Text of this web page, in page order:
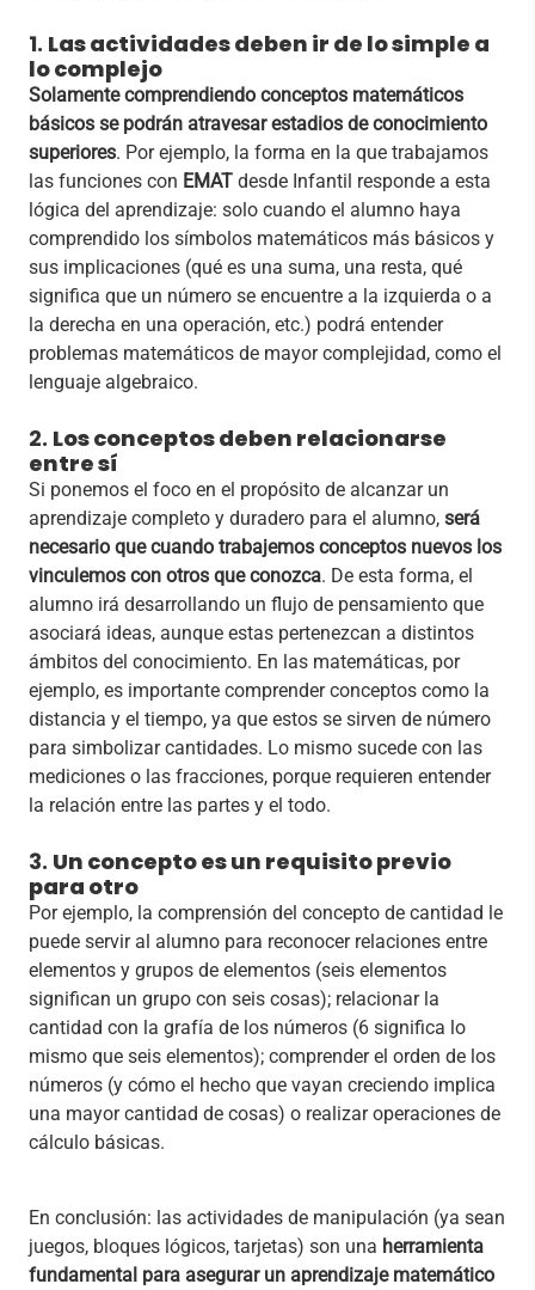
1. Las actividades deben ir de lo simple a
lo complejo
Solamente comprendiendo conceptos matemáticos
básicos se podrán atravesar estadios de conocimiento
superiores. Por ejemplo, la forma en la que trabajamos
las funciones con EMAT desde Infantil responde a esta
lógica del aprendizaje: solo cuando el alumno haya
comprendido los símbolos matemáticos más básicos y
sus implicaciones (qué es una suma, una resta, qué
significa que un número se encuentre a la izquierda o a
la derecha en una operación, etc.) podrá entender
problemas matemáticos de mayor complejidad, como el
lenguaje algebraico.
2. Los conceptos deben relacionarse
entre sí
Si ponemos el foco en el propósito de alcanzar un
aprendizaje completo y duradero para el alumno, será
necesario que cuando trabajemos conceptos nuevos los
vinculemos con otros que conozca. De esta forma, el
alumno irá desarrollando un flujo de pensamiento que
asociará ideas, aunque estas pertenezcan a distintos
ámbitos del conocimiento. En las matemáticas, por
ejemplo, es importante comprender conceptos como la
distancia y el tiempo, ya que estos se sirven de número
para simbolizar cantidades. Lo mismo sucede con las
mediciones o las fracciones, porque requieren entender
la relación entre las partes y el todo.
3. Un concepto es un requisito previo
para otro
Por ejemplo, la comprensión del concepto de cantidad le
puede servir al alumno para reconocer relaciones entre
elementos y grupos de elementos (seis elementos
significan un grupo con seis cosas); relacionar la
cantidad con la grafía de los números (6 significa lo
mismo que seis elementos); comprender el orden de los
números (y cómo el hecho que vayan creciendo implica
una mayor cantidad de cosas) o realizar operaciones de
cálculo básicas.
En conclusión: las actividades de manipulación (ya sean
juegos, bloques lógicos, tarjetas) son una herramienta
fundamental para asegurar un aprendizaje matemático